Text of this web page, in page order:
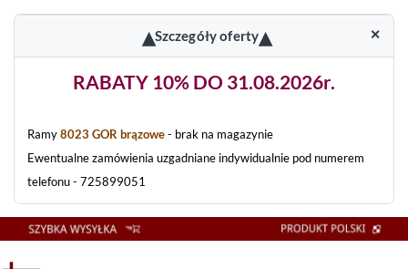
▴Szczegóły oferty▴ ✕
RABATY 10% DO 31.08.2026r.
Ramy8023 GOR brązowe- brak na magazynie
Ewentualne zamówienia uzgadniane indywidualnie pod numerem
telefonu - 725899051